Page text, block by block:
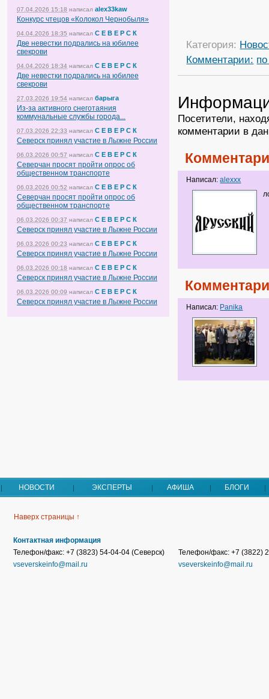
07.04.2026 15:18 написал alex33kaw
Конкурс чтецов «Колокол Чернобыля»
04.04.2026 18:35 написал С Е В Е Р С К
Две невестки подрались на юбилее
свекрови
04.04.2026 18:34 написал С Е В Е Р С К
Две невестки подрались на юбилее
свекрови
27.03.2026 19:54 написал барыга
Из-за активного снеготаяния
коммунальные службы города...
07.03.2026 22:33 написал С Е В Е Р С К
Северск принял участие в Лыжне России
06.03.2026 00:57 написал С Е В Е Р С К
Северчан просят пройти опрос об
общественном транспорте
06.03.2026 00:52 написал С Е В Е Р С К
Северчан просят пройти опрос об
общественном транспорте
06.03.2026 00:37 написал С Е В Е Р С К
Северск принял участие в Лыжне России
06.03.2026 00:23 написал С Е В Е Р С К
Северск принял участие в Лыжне России
06.03.2026 00:18 написал С Е В Е Р С К
Северск принял участие в Лыжне России
06.03.2026 00:09 написал С Е В Е Р С К
Северск принял участие в Лыжне России
Категория:
Комментарии:
Посетители,
комментарии в
Написал:alexxx
Написал: Panika
НОВОСТИ ЭКСПЕРТЫ АФИША БЛОГИ
Наверх страницы ↑
Контактная информация
Телефон/факс: +7 (3823) 54-04-04 (Северск)
vseverskeinfo@mail.ru
Телефон/факс: +7 (3822)
vseverskeinfo@mail.ru